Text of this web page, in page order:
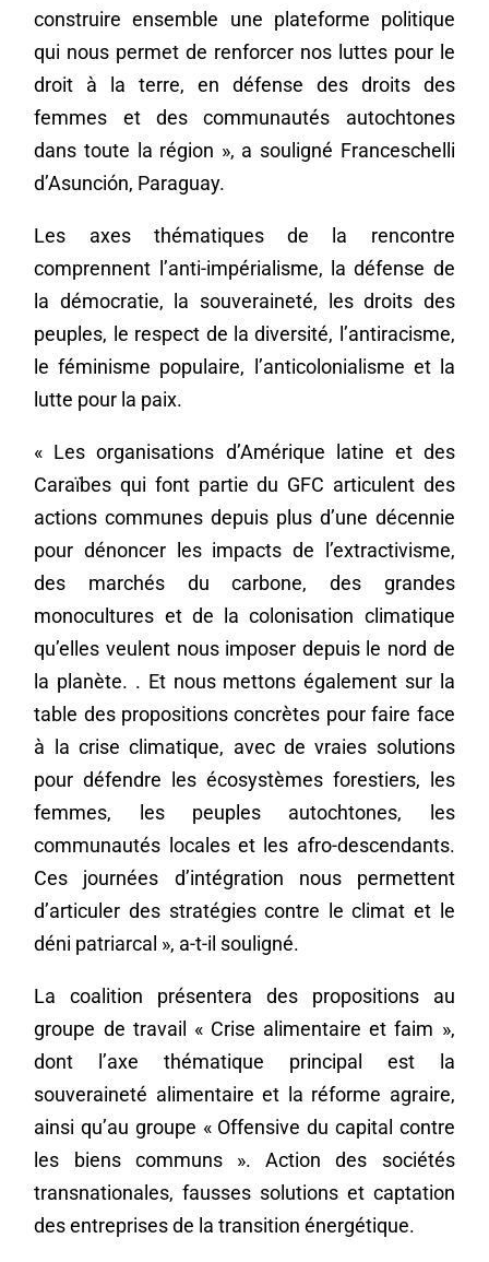
construire ensemble une plateforme politique
qui nous permet de renforcer nos luttes pour le
droit à la terre, en défense des droits des
femmes et des communautés autochtones
dans toute la région », a souligné Franceschelli
d’Asunción, Paraguay.
Les axes thématiques de la rencontre
comprennent l’anti-impérialisme, la défense de
la démocratie, la souveraineté, les droits des
peuples, le respect de la diversité, l’antiracisme,
le féminisme populaire, l’anticolonialisme et la
lutte pour la paix.
« Les organisations d’Amérique latine et des
Caraïbes qui font partie du GFC articulent des
actions communes depuis plus d’une décennie
pour dénoncer les impacts de l’extractivisme,
des marchés du carbone, des grandes
monocultures et de la colonisation climatique
qu’elles veulent nous imposer depuis le nord de
la planète. . Et nous mettons également sur la
table des propositions concrètes pour faire face
à la crise climatique, avec de vraies solutions
pour défendre les écosystèmes forestiers, les
femmes, les peuples autochtones, les
communautés locales et les afro-descendants.
Ces journées d’intégration nous permettent
d’articuler des stratégies contre le climat et le
déni patriarcal », a-t-il souligné.
La coalition présentera des propositions au
groupe de travail « Crise alimentaire et faim »,
dont l’axe thématique principal est la
souveraineté alimentaire et la réforme agraire,
ainsi qu’au groupe « Offensive du capital contre
les biens communs ». Action des sociétés
transnationales, fausses solutions et captation
des entreprises de la transition énergétique.